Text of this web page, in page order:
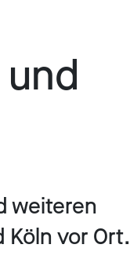
weiteren
vor Ort.